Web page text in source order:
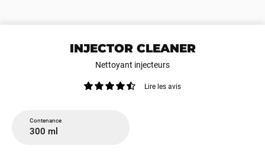
INJECTOR CLEANER
Nettoyant injecteurs
Lire les avis
Contenance
300 ml